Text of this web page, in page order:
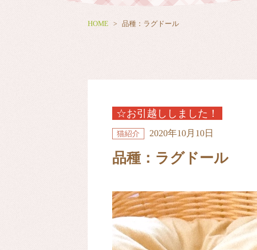
HOME 品種：ラグドール
☆お引越ししました！
猫紹介 2020年10月10日
品種：ラグドール